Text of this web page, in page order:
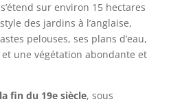
sur environ 15 hectares
des jardins à l’anglaise,
pelouses, ses plans d’eau,
une végétation abondante et
fin du 19e siècle, sous